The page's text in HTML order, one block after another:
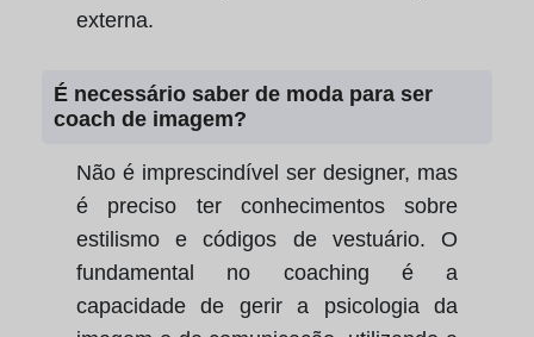
externa.
É necessário saber de moda para ser
coach de imagem?
Não é imprescindível ser designer, mas
é preciso ter conhecimentos sobre
estilismo e códigos de vestuário. O
fundamental no coaching é a
capacidade de gerir a psicologia da